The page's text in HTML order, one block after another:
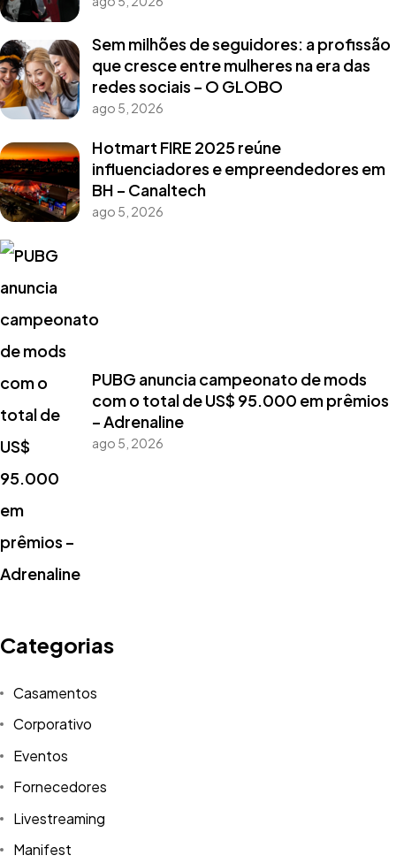
Sem milhões de seguidores: a profissão
que cresce entre mulheres na era das
redes sociais – O GLOBO
ago 5, 2026
Hotmart FIRE 2025 reúne
influenciadores e empreendedores em
BH – Canaltech
ago 5, 2026
PUBG anuncia campeonato de mods
com o total de US$ 95.000 em prêmios
– Adrenaline
ago 5, 2026
Categorias
Casamentos
Corporativo
Eventos
Fornecedores
Livestreaming
Manifest